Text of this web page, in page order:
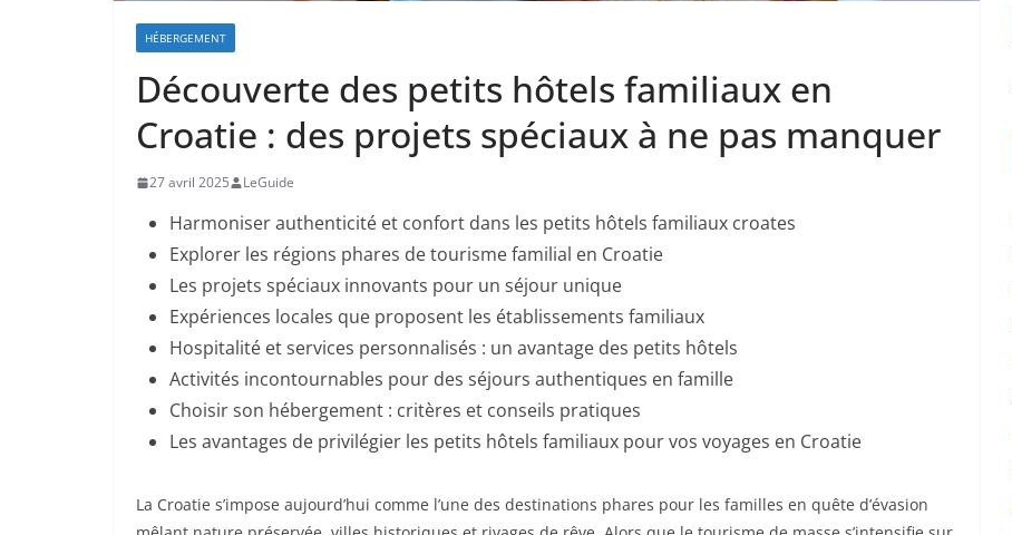
HÉBERGEMENT
Découverte des petits hôtels familiaux en
Croatie : des projets spéciaux à ne pas manquer
27 avril 2025 LeGuide
Harmoniser authenticité et confort dans les petits hôtels familiaux croates
Explorer les régions phares de tourisme familial en Croatie
Les projets spéciaux innovants pour un séjour unique
Expériences locales que proposent les établissements familiaux
Hospitalité et services personnalisés : un avantage des petits hôtels
Activités incontournables pour des séjours authentiques en famille
Choisir son hébergement : critères et conseils pratiques
Les avantages de privilégier les petits hôtels familiaux pour vos voyages en Croatie
La Croatie s’impose aujourd’hui comme l’une des destinations phares pour les familles en quête d’évasion